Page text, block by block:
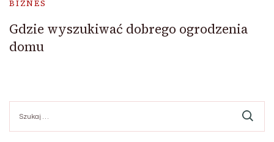
BIZNES
Gdzie wyszukiwać dobrego ogrodzenia
domu